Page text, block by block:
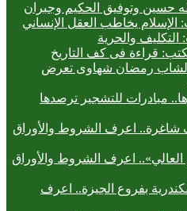
حسين وتوفيق الحكيم وجبران
الإسلام يخاطب العقل الإنساني
والحرية
قراءة فى كف التاريخ
الشاب رمضان شهاوى تعرض
مبادرات للتشجير ترصدها
شاغرة.. اعرف الشروط والأوراق
العالي».. اعرف الشروط والأوراق
بفروع الجيزة.. اعرف